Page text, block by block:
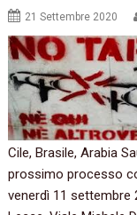
21 Settembre 2020
Cile, Brasile, Arabia
prossimo processo
venerdì 11 settembre